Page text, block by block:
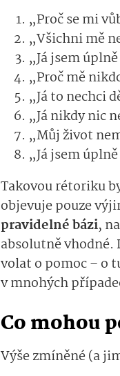
„Proč se mi
„Všichni mě
„Já jsem
„Proč mě
„Já to nechci
„Já nikdy nic
„Můj život
„Já jsem
Takovou rétoriku
objevuje pouze
pravidelné bázi,
absolutně
volat o pomoc – o
v mnohých
Co mohou
Výše zmíněné (a